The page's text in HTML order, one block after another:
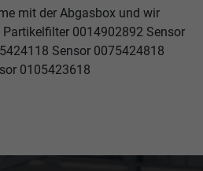
mit der Abgasbox und wir
Partikelfilter 0014902892 Sensor
Sensor 0075424818
0105423618